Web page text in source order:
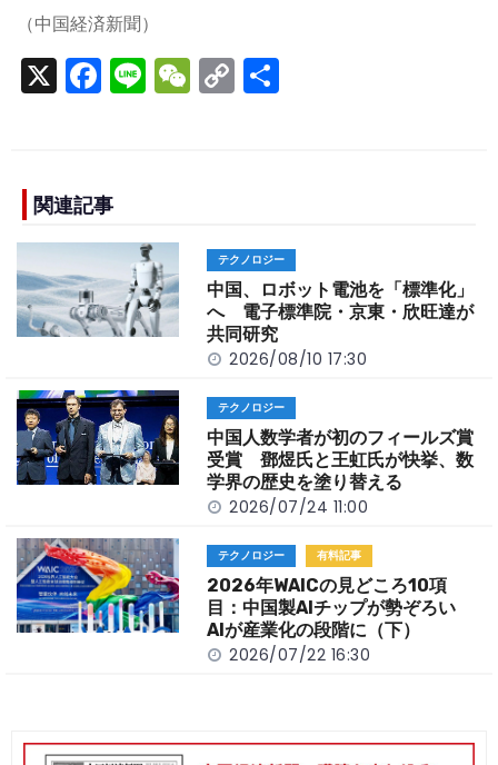
（中国経済新聞）
X F
a
e
b
o
o
k
Li
n
W
e
C
o
n
k
関連記事
テクノロジー
中国、ロボット電池を「標準化」
へ 電子標準院・京東・欣旺達が
共同研究
2026/08/10 17:30
テクノロジー
中国人数学者が初のフィールズ賞
受賞 鄧煜氏と王虹氏が快挙、数
学界の歴史を塗り替える
2026/07/24 11:00
テクノロジー 有料記事
2026年WAICの見どころ10項
目：中国製AIチップが勢ぞろい
AIが産業化の段階に（下）
2026/07/22 16:30